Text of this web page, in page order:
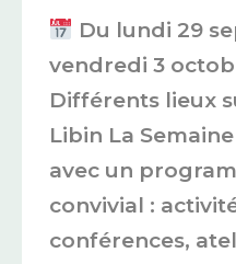
Du lundi 29
vendredi 3
Différents lieux
Libin La
avec un
convivial :
conférences,